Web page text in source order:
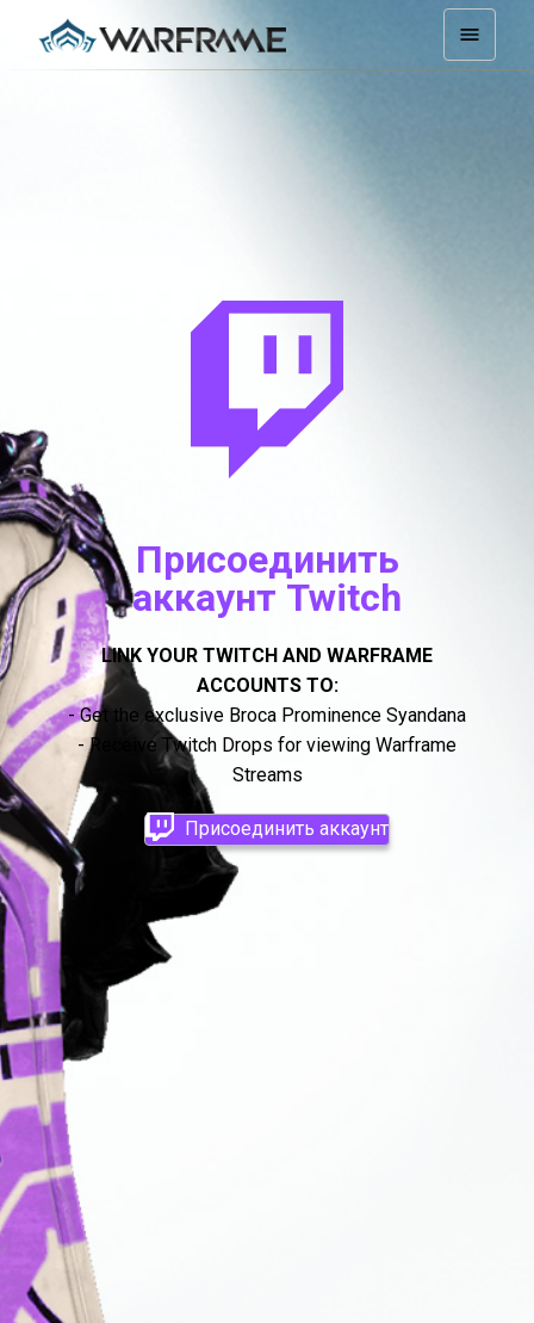
Присоединить
аккаунт Twitch
LINK YOUR TWITCH AND WARFRAME
ACCOUNTS TO:
- Get the exclusive Broca Prominence Syandana
- Receive Twitch Drops for viewing Warframe
Streams
Присоединить аккаунт